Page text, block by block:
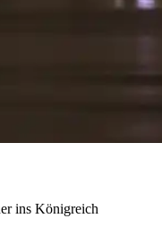
ins Königreich